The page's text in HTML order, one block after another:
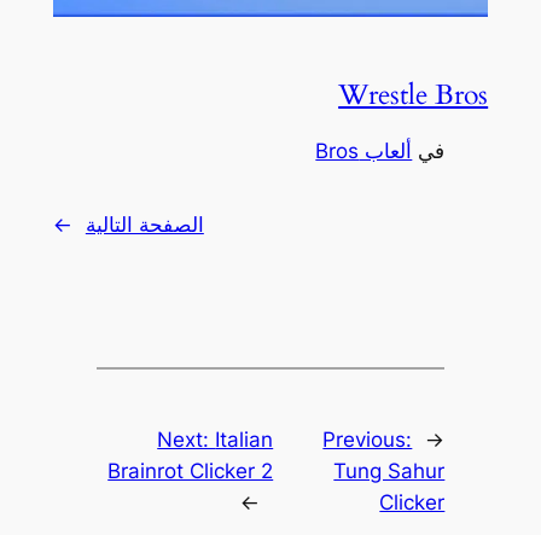
Wrestle Bros
في ألعاب Bros
الصفحة التالية →
←
Previous:
Tung Sahur
Clicker
Next: Italian
Brainrot Clicker 2
→